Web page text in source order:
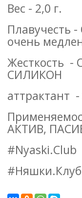
Вес - 2,0 г.
Плавучесть
очень
Жесткость
СИЛИКОН
АКТИВ,
#Nyaski.Club
#Няшки.Клуб